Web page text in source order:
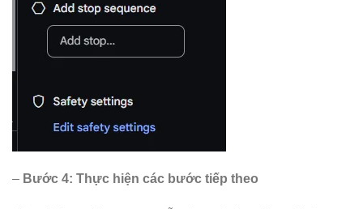
– Bước 4: Thực hiện các bước tiếp theo